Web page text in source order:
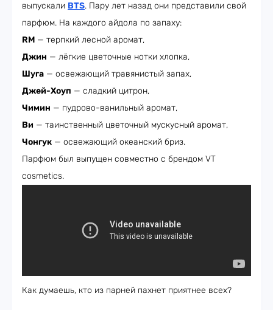
выпускали BTS. Пару лет назад они представили свой
парфюм. На каждого айдола по запаху:
RM — терпкий лесной аромат,
Джин — лёгкие цветочные нотки хлопка,
Шуга — освежающий травянистый запах,
Джей-Хоуп — сладкий цитрон,
Чимин — пудрово-ванильный аромат,
Ви — таинственный цветочный мускусный аромат,
Чонгук — освежающий океанский бриз.
Парфюм был выпущен совместно с брендом VT
cosmetics.
Как думаешь, кто из парней пахнет приятнее всех?